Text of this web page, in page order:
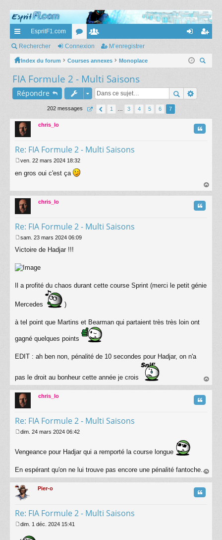
cc
ès
ra
pi
EspritF1.com
or
u
s
e
m
br
es
ne
on
nr
r
Rechercher Connexion M’enregistrer
Index du forum Courses annexes
Monoplace
FIA Formule 2 - Multi Saisons
Répondre
202 messages 1 3 4 5 6 7
chris_lo
Re: FIA Formule 2 - Multi Saisons
Citation
e
a
g
e
ven. 22 mars 2024 18:32
en gros oui c'est ça
au
chris_lo
Re: FIA Formule 2 - Multi Saisons
Citation
e
s
a
e
sam. 23 mars 2024 06:09
Victoire de Hadjar !!!
Il a profité du chaos durant cette course Sprint (merci le petit génie
Mercedes )
à tel point que Martins et Bearman qui partaient très très loin ont
gagné quelques points
EDIT : ah ben non, pénalité de 10 secondes pour Hadjar, on n'a
pas le droit au bonheur cette année je crois
au
chris_lo
Re: FIA Formule 2 - Multi Saisons
Citation
s
e
dim. 24 mars 2024 06:42
Vengeance pour Hadjar qui a remporté la course longue
En espérant qu'on ne lui trouve pas encore une pénalité fantoche...
au
Pier-o
Re: FIA Formule 2 - Multi Saisons
Citation
dim. 1 déc. 2024 15:41